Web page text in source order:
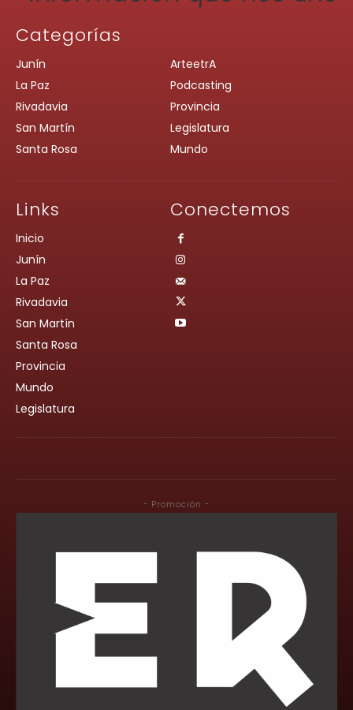
Categorías
Junín
La Paz
Rivadavia
San Martín
Santa Rosa
ArteetrA
Podcasting
Provincia
Legislatura
Mundo
Links
Inicio
Junín
La Paz
Rivadavia
San Martín
Santa Rosa
Provincia
Mundo
Legislatura
Conectemos
- Promoción -